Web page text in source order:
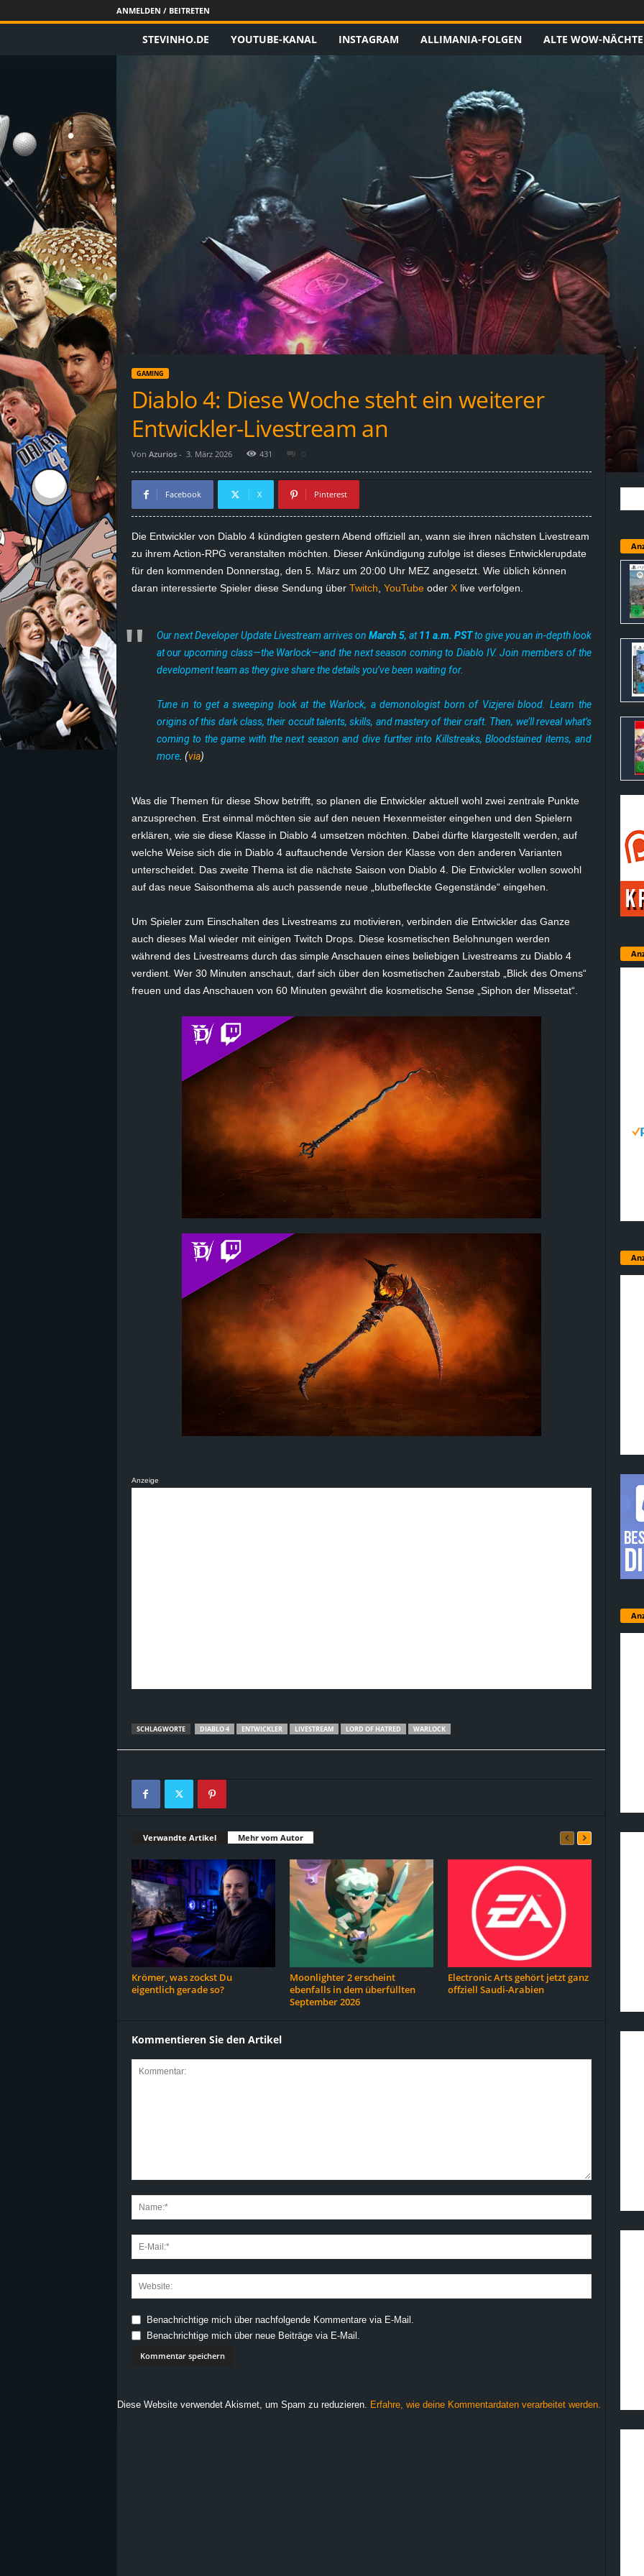
ANMELDEN / BEITRETEN
e
E
i
n
s
e
h
t
e
r
B
STEVINHO.DE YOUTUBE-KANAL INSTAGRAM ALLIMANIA-FOLGEN ALTE WOW-NÄCHTE
GAMING
Diablo 4: Diese Woche steht ein weiterer
Entwickler-Livestream an
Von Azurios- 3. März 2026 431 0
Facebook X Pinterest
Die Entwickler von Diablo 4 kündigten gestern Abend offiziell an, wann sie ihren nächsten Livestream
zu ihrem Action-RPG veranstalten möchten. Dieser Ankündigung zufolge ist dieses Entwicklerupdate
für den kommenden Donnerstag, den 5. März um 20:00 Uhr MEZ angesetzt. Wie üblich können
daran interessierte Spieler diese Sendung über Twitch YouTubeoder Xlive verfolgen.
Our next Developer Update Livestream arrives on March 5, at11 a.m. PSTto give you an in-depth look
at our upcoming class—the Warlock—and the next season coming to Diablo IV. Join members of the
development team as they give share the details you’ve been waiting for.
Tune in to get a sweeping look at the Warlock, a demonologist born of Vizjerei blood. Learn the
origins of this dark class, their occult talents, skills, and mastery of their craft. Then, we’ll reveal what’s
coming to the game with the next season and dive further into Killstreaks, Bloodstained items, and
more. (via)
Was die Themen für diese Show betrifft, so planen die Entwickler aktuell wohl zwei zentrale Punkte
anzusprechen. Erst einmal möchten sie auf den neuen Hexenmeister eingehen und den Spielern
erklären, wie sie diese Klasse in Diablo 4 umsetzen möchten. Dabei dürfte klargestellt werden, auf
welche Weise sich die in Diablo 4 auftauchende Version der Klasse von den anderen Varianten
unterscheidet. Das zweite Thema ist die nächste Saison von Diablo 4. Die Entwickler wollen sowohl
auf das neue Saisonthema als auch passende neue „blutbefleckte Gegenstände“ eingehen.
Um Spieler zum Einschalten des Livestreams zu motivieren, verbinden die Entwickler das Ganze
auch dieses Mal wieder mit einigen Twitch Drops. Diese kosmetischen Belohnungen werden
während des Livestreams durch das simple Anschauen eines beliebigen Livestreams zu Diablo 4
verdient. Wer 30 Minuten anschaut, darf sich über den kosmetischen Zauberstab „Blick des Omens“
freuen und das Anschauen von 60 Minuten gewährt die kosmetische Sense „Siphon der Missetat“.
Anzeige
SCHLAGWORTE DIABLO 4 ENTWICKLER LIVESTREAM LORD OF HATRED WARLOCK
Verwandte Artikel Mehr vom Autor
Krömer, was zockst Du
eigentlich gerade so?
Moonlighter 2 erscheint
ebenfalls in dem überfüllten
September 2026
Electronic Arts gehört jetzt ganz
offziell Saudi-Arabien
Kommentieren Sie den Artikel
Benachrichtige mich über nachfolgende Kommentare via E-Mail.
Benachrichtige mich über neue Beiträge via E-Mail.
Diese Website verwendet Akismet, um Spam zu reduzieren. Erfahre, wie deine Kommentardaten verarbeitet werden.